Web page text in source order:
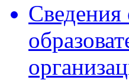
Сведения